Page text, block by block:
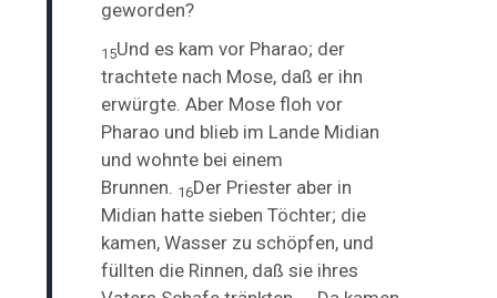
geworden?
15Und es kam vor Pharao; der
trachtete nach Mose, daß er ihn
erwürgte. Aber Mose floh vor
Pharao und blieb im Lande Midian
und wohnte bei einem
Brunnen. 16Der Priester aber in
Midian hatte sieben Töchter; die
kamen, Wasser zu schöpfen, und
füllten die Rinnen, daß sie ihres